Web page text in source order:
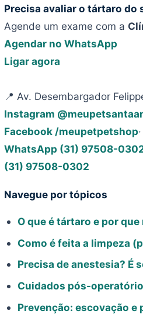
Precisa avaliar o tártaro do
Agende um exame com a
Agendar no WhatsApp
Ligar agora
📍 Av. Desembargador
Instagram
Facebook /meupetpetshop·
WhatsApp (31) 97508-
(31) 97508-0302
Navegue por tópicos
O que é tártaro e por
Como é feita a limpeza
Precisa de anestesia? É
Cuidados pós-
Prevenção: escovação e